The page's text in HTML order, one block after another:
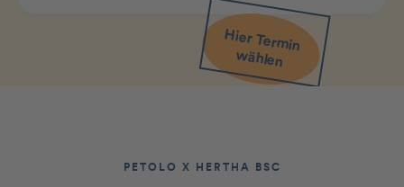
Hier Term
in
w
ählen
PETOLO X HERTHA BSC